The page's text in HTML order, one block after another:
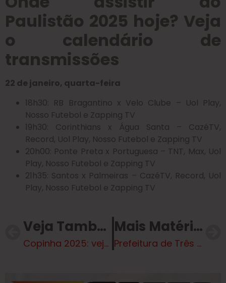
Paulistão 2025 hoje? Veja
o calendário de
transmissões
22 de janeiro, quarta-feira
18h30: RB Bragantino x Velo Clube – Uol Play,
Nosso Futebol e Zapping TV
19h30: Corinthians x Água Santa – CazéTV,
Record, Uol Play, Nosso Futebol e Zapping TV
20h00: Ponte Preta x Portuguesa – TNT, Max, Uol
Play, Nosso Futebol e Zapping TV
21h35: Santos x Palmeiras – CazéTV, Record, Uol
Play, Nosso Futebol e Zapping TV
Veja Também
Copinha 2025: veja os times classificados à final
Mais Matérias
Prefeitura de Três Lagoas discute melhorias logísticas com os Correios